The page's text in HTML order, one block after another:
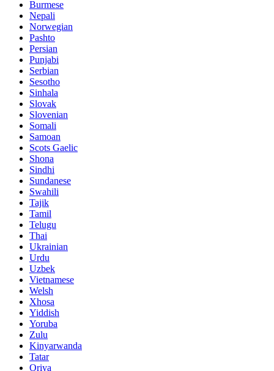
Burmese
Nepali
Norwegian
Pashto
Persian
Punjabi
Serbian
Sesotho
Sinhala
Slovak
Slovenian
Somali
Samoan
Scots Gaelic
Shona
Sindhi
Sundanese
Swahili
Tajik
Tamil
Telugu
Thai
Ukrainian
Urdu
Uzbek
Vietnamese
Welsh
Xhosa
Yiddish
Yoruba
Zulu
Kinyarwanda
Tatar
Oriya